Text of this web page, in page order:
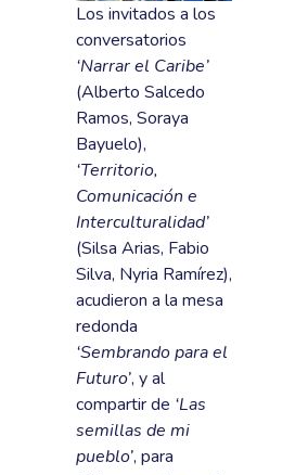
Los invitados a los
conversatorios
‘Narrar el Caribe’
(Alberto Salcedo
Ramos, Soraya
Bayuelo),
‘Territorio,
Comunicación e
Interculturalidad’
(Silsa Arias, Fabio
Silva, Nyria Ramírez),
acudieron a la mesa
redonda
‘Sembrando para el
Futuro’, y al
compartir de ‘Las
semillas de mi
pueblo’, para